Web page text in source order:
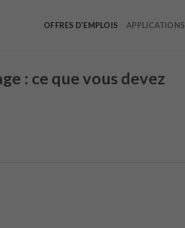
OFFRES D’EMPLOIS APPLICATIONS
: ce que vous devez